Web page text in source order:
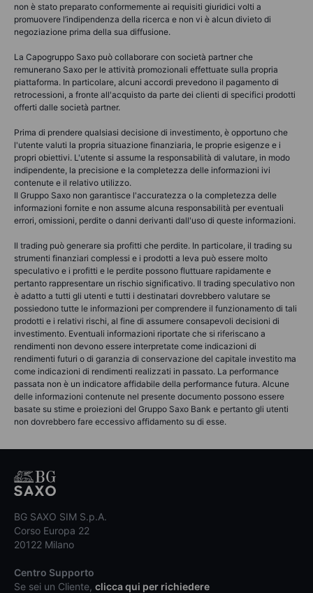
non è stato preparato conformemente ai requisiti giuridici volti a
promuovere l’indipendenza della ricerca e non vi è alcun divieto di
negoziazione prima della sua diffusione.
La Capogruppo Saxo può collaborare con società partner che
remunerano Saxo per le attività promozionali effettuate sulla propria
piattaforma. In particolare, alcuni accordi prevedono il pagamento di
retrocessioni, a fronte all'acquisto da parte dei clienti di specifici prodotti
offerti dalle società partner.
Prima di prendere qualsiasi decisione di investimento, è opportuno che
l'utente valuti la propria situazione finanziaria, le proprie esigenze e i
propri obiettivi. L'utente si assume la responsabilità di valutare, in modo
indipendente, la precisione e la completezza delle informazioni ivi
contenute e il relativo utilizzo.
Il Gruppo Saxo non garantisce l'accuratezza o la completezza delle
informazioni fornite e non assume alcuna responsabilità per eventuali
errori, omissioni, perdite o danni derivanti dall'uso di queste informazioni.
Il trading può generare sia profitti che perdite. In particolare, il trading su
strumenti finanziari complessi e i prodotti a leva può essere molto
speculativo e i profitti e le perdite possono fluttuare rapidamente e
pertanto rappresentare un rischio significativo. Il trading speculativo non
è adatto a tutti gli utenti e tutti i destinatari dovrebbero valutare se
possiedono tutte le informazioni per comprendere il funzionamento di tali
prodotti e i relativi rischi, al fine di assumere consapevoli decisioni di
investimento. Eventuali informazioni riportate che si riferiscano a
rendimenti non devono essere interpretate come indicazioni di
rendimenti futuri o di garanzia di conservazione del capitale investito ma
come indicazioni di rendimenti realizzati in passato. La performance
passata non è un indicatore affidabile della performance futura. Alcune
delle informazioni contenute nel presente documento possono essere
basate su stime e proiezioni del Gruppo Saxo Bank e pertanto gli utenti
non dovrebbero fare eccessivo affidamento su di esse.
BG SAXO SIM S.p.A.
Corso Europa 22
20122 Milano
Centro Supporto
Se sei un Cliente, clicca qui per richiedere